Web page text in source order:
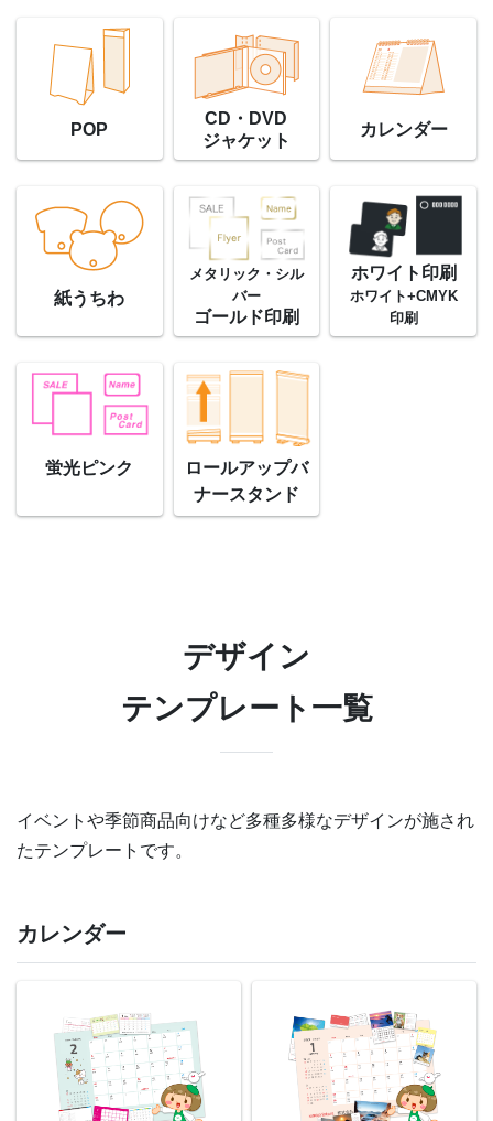
POP
CD・DVD
ジャケット
カレンダー
紙うちわ
メタリック・シル
バー
ゴールド印刷
ホワイト印刷
ホワイト+CMYK
印刷
蛍光ピンク
ロールアップバ
ナースタンド
デザイン
テンプレート一覧
イベントや季節商品向けなど多種多様なデザインが施され
たテンプレートです。
カレンダー